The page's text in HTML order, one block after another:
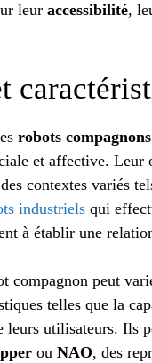
leur accessibilité,
robots compagnons
et affective.
contextes variés
industriels qui
à établir une
compagnon peut
telles que la
leurs utilisateurs. Ils
ou NAO, des